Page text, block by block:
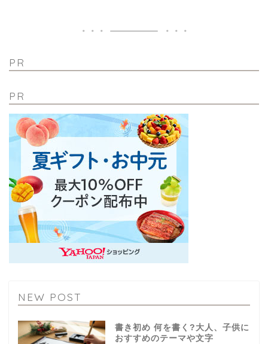
PR
PR
NEW POST
書き初め 何を書く?大人、子供に
おすすめのテーマや文字